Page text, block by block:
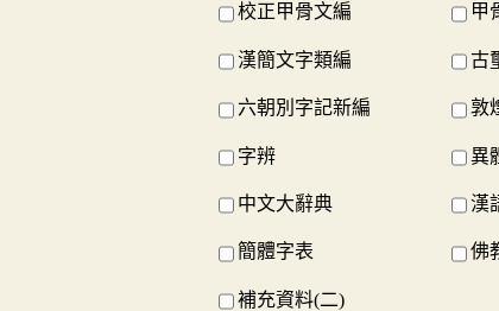
校正甲骨文編 甲
漢簡文字類編 古
六朝別字記新編 敦
字辨 異
中文大辭典 漢
簡體字表 佛
補充資料(二)